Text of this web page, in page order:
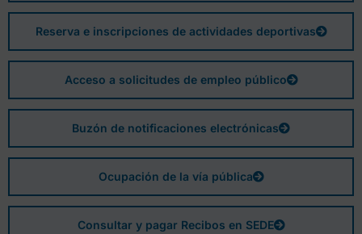
Reserva e inscripciones de actividades deportivas
Acceso a solicitudes de empleo público
Buzón de notificaciones electrónicas
Ocupación de la vía pública
Consultar y pagar Recibos en SEDE